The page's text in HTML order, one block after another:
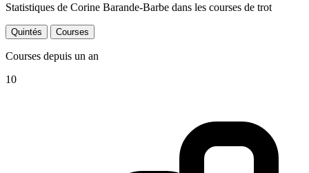
Statistiques de Corine Barande-Barbe dans les courses de trot
Quintés Courses
Courses depuis un an
10